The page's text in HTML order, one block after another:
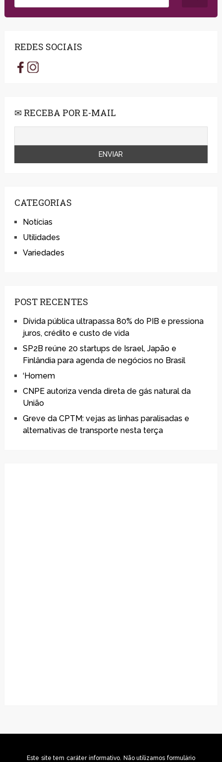
REDES SOCIAIS
✉ RECEBA POR E-MAIL
CATEGORIAS
Notícias
Utilidades
Variedades
POST RECENTES
Dívida pública ultrapassa 80% do PIB e pressiona
juros, crédito e custo de vida
SP2B reúne 20 startups de Israel, Japão e
Finlândia para agenda de negócios no Brasil
‘Homem
CNPE autoriza venda direta de gás natural da
União
Greve da CPTM: vejas as linhas paralisadas e
alternativas de transporte nesta terça
Este site tem caráter informativo. Não utilizamos formulário